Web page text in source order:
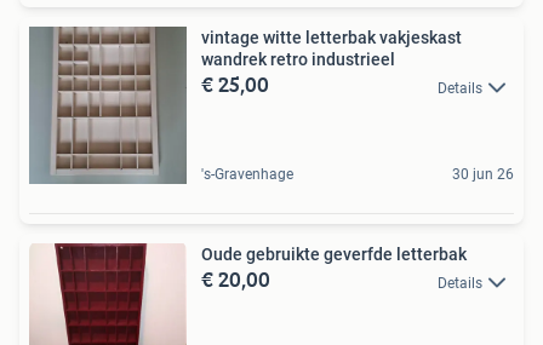
vintage witte letterbak vakjeskast
wandrek retro industrieel
€ 25,00 Details
's-Gravenhage 30 jun 26
Oude gebruikte geverfde letterbak
€ 20,00 Details